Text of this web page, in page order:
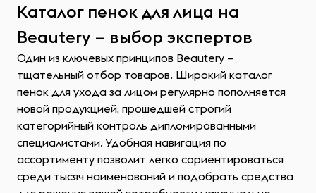
Каталог пенок для лица на
Beautery – выбор экспертов
Один из ключевых принципов Beautery –
тщательный отбор товаров. Широкий каталог
пенок для ухода за лицом регулярно пополняется
новой продукцией, прошедшей строгий
категорийный контроль дипломированными
специалистами. Удобная навигация по
ассортименту позволит легко сориентироваться
среди тысяч наименований и подобрать средства